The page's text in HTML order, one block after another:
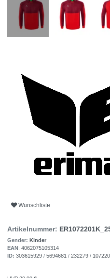
Wunschliste
Artikelnummer:
Gender: Kinder
EAN: 4062075105314
ID: 303615929 / 5694681 / 232279 /